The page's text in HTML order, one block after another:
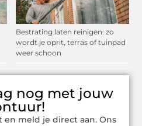
Bestrating laten reinigen: zo
wordt je oprit, terras of tuinpad
weer schoon
nog met jouw
meld je direct aan. Ons